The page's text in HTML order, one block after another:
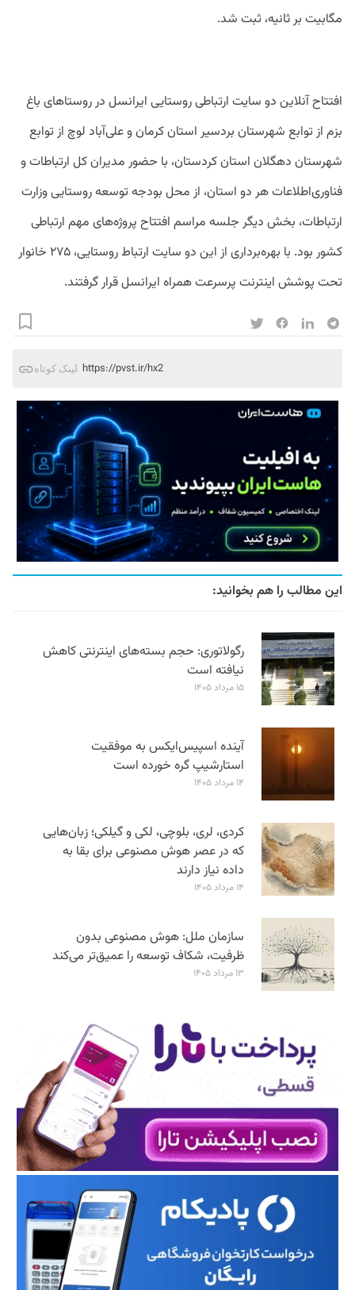
مگابیت بر ثانیه، ثبت شد.
افتتاح آنلاین دو سایت ارتباطی روستایی ایرانسل در روستاهای باغ
بزم از توابع شهرستان بردسیر استان کرمان و علی‌آباد لوچ از توابع
شهرستان دهگلان استان کردستان، با حضور مدیران کل ارتباطات و
فناوری‌اطلاعات هر دو استان، از محل بودجه توسعه روستایی وزارت
ارتباطات، بخش دیگر جلسه مراسم افتتاح پروژه‌های مهم ارتباطی
کشور بود. با بهره‌برداری از این دو سایت ارتباط روستایی، ۲۷۵ خانوار
تحت پوشش اینترنت پرسرعت همراه ایرانسل قرار گرفتند.
لینک کوتاه https://pvst.ir/hx2
این مطالب را هم بخوانید:
رگولاتوری: حجم بسته‌های اینترنتی کاهش
نیافته است
۱۵ مرداد ۱۴۰۵
آینده اسپیس‌ایکس به موفقیت
استارشیپ گره خورده است
۱۴ مرداد ۱۴۰۵
کردی، لری، بلوچی، لکی و گیلکی؛ زبان‌هایی
که در عصر هوش مصنوعی برای بقا به
داده نیاز دارند
۱۴ مرداد ۱۴۰۵
سازمان ملل: هوش مصنوعی بدون
ظرفیت، شکاف توسعه را عمیق‌تر می‌کند
۱۳ مرداد ۱۴۰۵